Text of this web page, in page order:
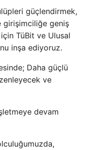
güçlendirmek,
girişimciliğe geniş
TüBit ve Ulusal
inşa ediyoruz.
Daha güçlü
ve
devam